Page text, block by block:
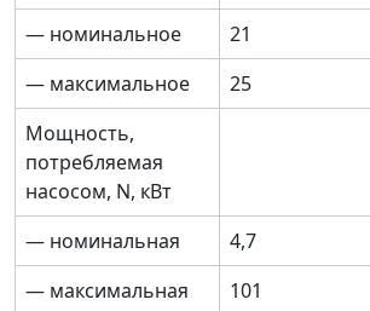
— номинальное
21
— максимальное
25
Мощность,
потребляемая
насосом, N, кВт
— номинальная
4,7
— максимальная
101